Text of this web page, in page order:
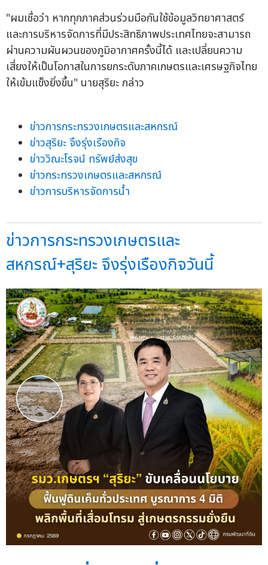
"ผมเชื่อว่า หากทุกภาคส่วนร่วมมือกันใช้ข้อมูลวิทยาศาสตร์
และการบริหารจัดการที่มีประสิทธิภาพประเทศไทยจะสามารถ
ผ่านความผันผวนของภูมิอากาศครั้งนี้ได้ และเปลี่ยนความ
เสี่ยงให้เป็นโอกาสในการยกระดับภาคเกษตรและเศรษฐกิจไทย
ให้เข้มแข็งยิ่งขึ้น" นายสุริยะ กล่าว
ข่าวการกระทรวงเกษตรและสหกรณ์
ข่าวสุริยะ จึงรุ่งเรืองกิจ
ข่าววิณะโรจน์ ทรัพย์ส่งสุข
ข่าวกระทรวงเกษตรและสหกรณ์
ข่าวการบริหารจัดการน้ำ
ข่าวการกระทรวงเกษตรและ
สหกรณ์+สุริยะ จึงรุ่งเรืองกิจวันนี้